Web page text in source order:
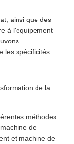
ainsi que des
à l'équipement
les spécificités.
de la
méthodes
de
et machine de